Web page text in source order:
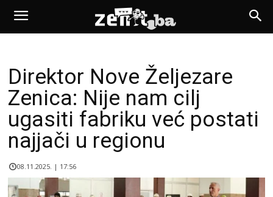
Direktor Nove Željezare
Zenica: Nije nam cilj
ugasiti fabriku već postati
najjači u regionu
08.11.2025. | 17:56